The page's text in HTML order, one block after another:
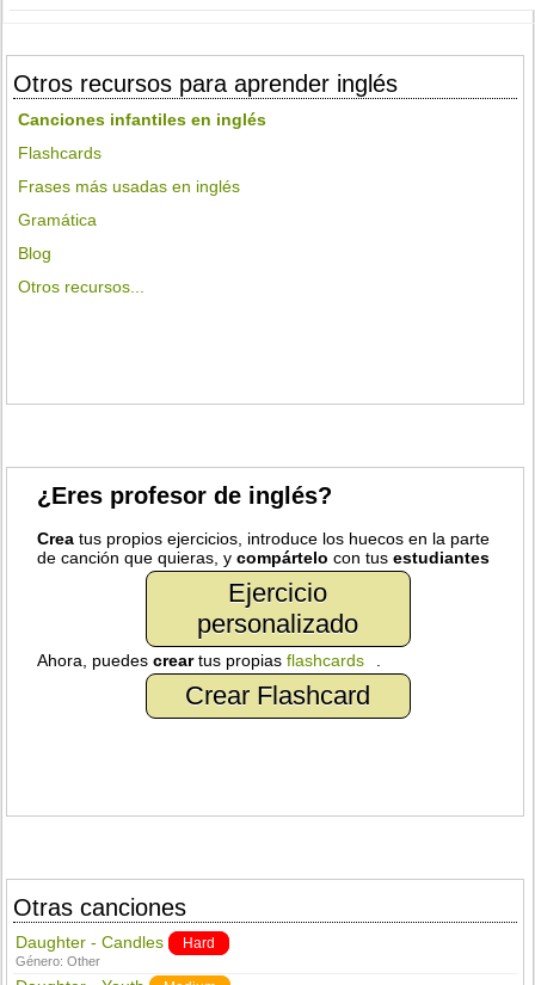
Otros recursos para aprender inglés
Canciones infantiles en inglés
Flashcards
Frases más usadas en inglés
Gramática
Blog
Otros recursos...
¿Eres profesor de inglés?
Crea tus propios ejercicios, introduce los huecos en la parte
de canción que quieras, ycompártelo con tusestudiantes
Ejercicio
personalizado
Ahora, puedescreartus propiasflashcards
Crear Flashcard
Otras canciones
Daughter - Candles Hard
Género:Other